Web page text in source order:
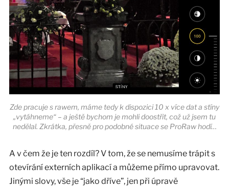
Zde pracuje s rawem, máme tedy k dispozici 10 x více dat a stíny
„vytáhneme“ – a ještě bychom je mohli doostřit, což už jsem tu
nedělal. Zkrátka, přesně pro podobné situace se ProRaw hodí…
A v čem že je ten rozdíl? V tom, že se nemusíme trápit s
otevírání externích aplikací a můžeme přímo upravovat.
Jinými slovy, vše je “jako dříve”, jen při úpravě